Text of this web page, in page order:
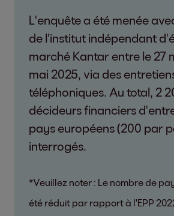
L'enquête a été menée
de l'institut indépendant
marché Kantar entre le 27
mai 2025, via des
téléphoniques. Au total, 2
décideurs financiers
pays européens (200 par
interrogés.
*Veuillez noter : Le nombre de
été réduit par rapport à l'EPP